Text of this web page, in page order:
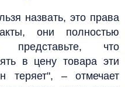
назвать, это права
они полностью
представьте, что
в цену товара эти
теряет", – отмечает